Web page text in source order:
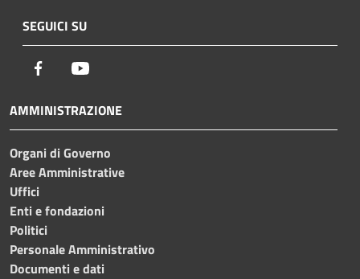
SEGUICI SU
Facebook
AMMINISTRAZIONE
Organi di Governo
Aree Amministrative
Uffici
Enti e fondazioni
Politici
Personale Amministrativo
Documenti e dati